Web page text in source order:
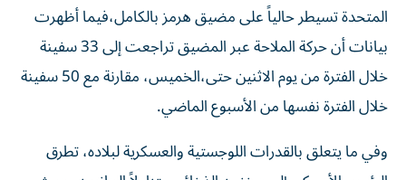
المتحدة تسيطر حالياً على مضيق هرمز بالكامل،فيما أظهرت
بيانات أن حركة الملاحة عبر المضيق تراجعت إلى 33 سفينة
خلال الفترة من يوم الاثنين حتى،الخميس، مقارنة مع 50 سفينة
خلال الفترة نفسها من الأسبوع الماضي.
وفي ما يتعلق بالقدرات اللوجستية والعسكرية لبلاده، تطرق